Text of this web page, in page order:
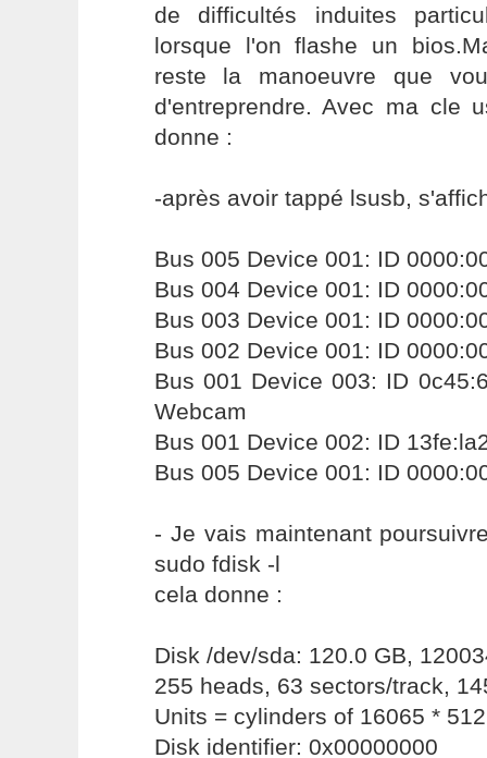
de difficultés induites
lorsque l'on flashe un
reste la manoeuvre que
d'entreprendre. Avec ma cle
donne :
-après avoir tappé lsusb,
Bus 005 Device 001: ID
Bus 004 Device 001: ID
Bus 003 Device 001: ID
Bus 002 Device 001: ID
Bus 001 Device 003: ID
Webcam
Bus 001 Device 002: ID
Bus 005 Device 001: ID
- Je vais maintenant
sudo fdisk -l
cela donne :
Disk /dev/sda: 120.0 GB,
255 heads, 63 sectors/track,
Units = cylinders of 16065 *
Disk identifier: 0x00000000